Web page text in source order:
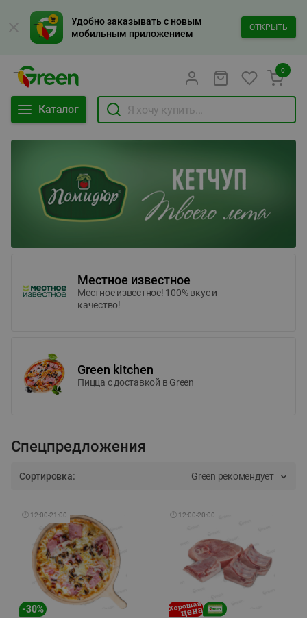
Удобно заказывать с новым
мобильным приложением
ОТКРЫТЬ
Каталог
0
Местное известное
Местное известное! 100% вкус и
качество!
Green kitchen
Пицца c доставкой в Green
Спецпредложения
Сортировка: Green рекомендует
🕘 12:00-21:00
-30%
🕘 12:00-20:00